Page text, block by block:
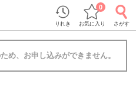
りれき お気に入り
0
さがす
め、お申し込みができません。